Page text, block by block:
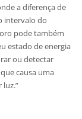
a diferença de
intervalo do
pode também
estado de energia
ou detectar
causa uma